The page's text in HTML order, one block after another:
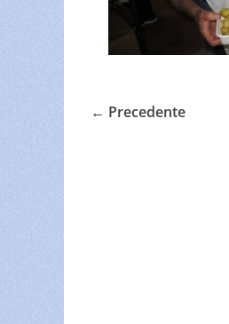
← Precedente